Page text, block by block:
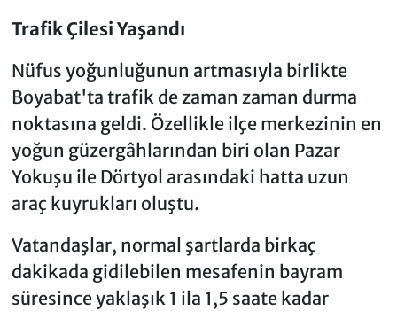
Trafik Çilesi Yaşandı
Nüfus yoğunluğunun artmasıyla birlikte
Boyabat'ta trafik de zaman zaman durma
noktasına geldi. Özellikle ilçe merkezinin en
yoğun güzergâhlarından biri olan Pazar
Yokuşu ile Dörtyol arasındaki hatta uzun
araç kuyrukları oluştu.
Vatandaşlar, normal şartlarda birkaç
dakikada gidilebilen mesafenin bayram
süresince yaklaşık 1 ila 1,5 saate kadar